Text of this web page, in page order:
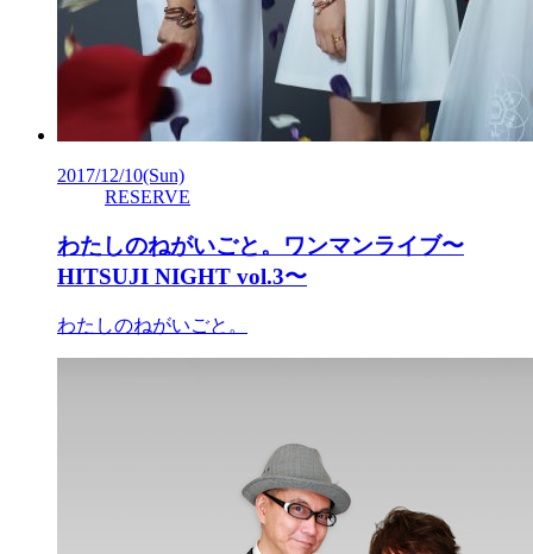
2017/12/10(Sun)
RESERVE
わたしのねがいごと。ワンマンライブ〜
HITSUJI NIGHT vol.3〜
わたしのねがいごと。